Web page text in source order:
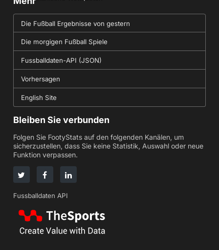
Die Fußball Ergebnisse von gestern
Die morgigen Fußball Spiele
Fussballdaten-API (JSON)
Vorhersagen
English Site
Bleiben Sie verbunden
Folgen Sie FootyStats auf den folgenden Kanälen, um
sicherzustellen, dass Sie keine Statistik, Auswahl oder neue
Funktion verpassen.
Fussballdaten API